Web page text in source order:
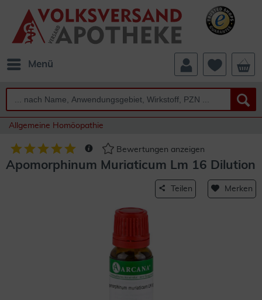
Menü
Allgemeine Homöopathie
Bewertungen anzeigen
Apomorphinum Muriaticum Lm 16 Dilution
Teilen Merken